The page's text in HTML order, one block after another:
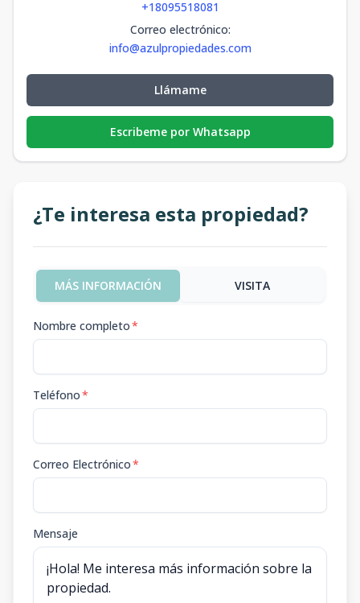
+18095518081
Correo electrónico:
info@azulpropiedades.com
Llámame
Escribeme por Whatsapp
¿Te interesa esta propiedad?
MÁS INFORMACIÓN VISITA
Nombre completo*
Teléfono*
Correo Electrónico*
Mensaje